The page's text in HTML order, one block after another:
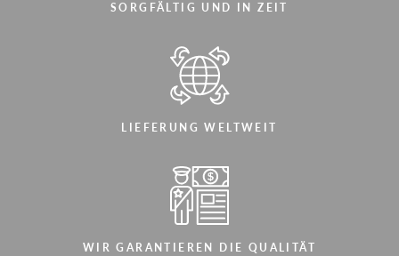
SORGFÄLTIG UND IN ZEIT
LIEFERUNG WELTWEIT
WIR GARANTIEREN DIE QUALITÄT